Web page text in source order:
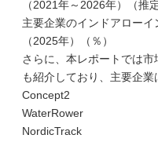
（2021年～2026年）（推
主要企業のインドアロー
（2025年）（％）
さらに、本レポートでは
も紹介しており、主要企業
Concept2
WaterRower
NordicTrack